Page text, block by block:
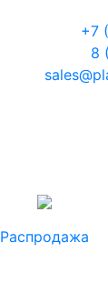
+7
8
Распродажа